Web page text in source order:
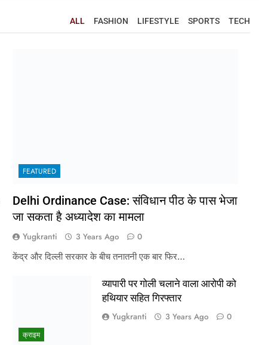
ALL FASHION LIFESTYLE SPORTS TECH
FEATURED
Delhi Ordinance Case: संविधान पीठ के पास भेजा
जा सकता है अध्यादेश का मामला
Yugkranti 3 Years Ago
0
केंद्र और दिल्ली सरकार के बीच तनातनी एक बार फिर…
क्राइम
व्यापारी पर गोली चलाने वाला आरोपी को
हथियार सहित गिरफ्तार
Yugkranti 3 Years Ago 0